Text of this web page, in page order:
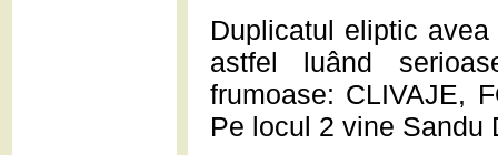
Duplicatul eliptic
astfel luând
frumoase: CLIVAJE,
Pe locul 2 vine Sandu